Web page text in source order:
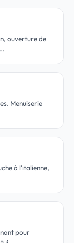
ouverture de
Menuiserie
à l'italienne,
pour